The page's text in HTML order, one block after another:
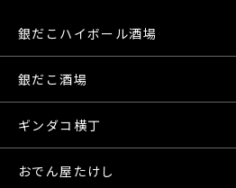
銀だこハイボール酒場
銀だこ酒場
ギンダコ横丁
おでん屋たけし